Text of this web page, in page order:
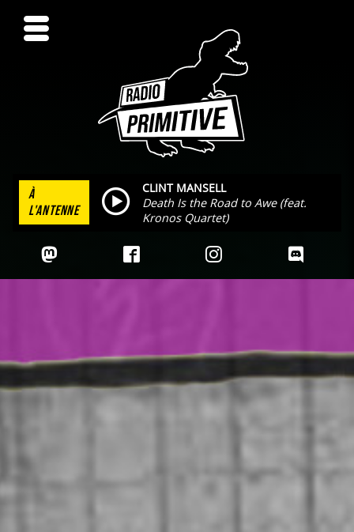
À
L'ANTENNE
CLINT MANSELL
Death Is the Road to Awe (feat.
Kronos Quartet)